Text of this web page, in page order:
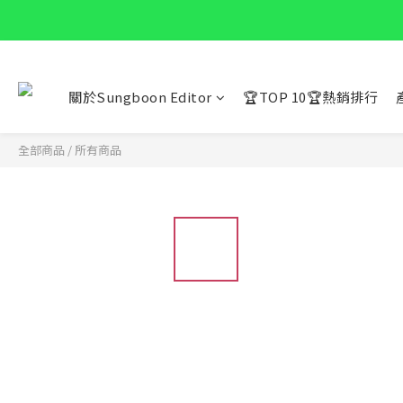
關於Sungboon Editor 🏆TOP 10🏆熱銷排行
全部商品 / 所有商品